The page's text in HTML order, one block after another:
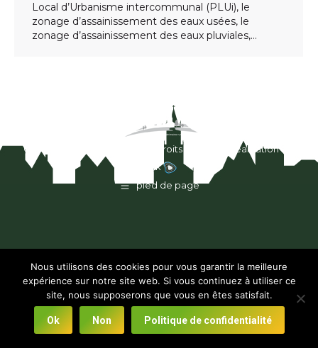
Local d’Urbanisme intercommunal (PLUi), le
zonage d’assainissement des eaux usées, le
zonage d’assainissement des eaux pluviales,…
© Guéhenno 2019-2022. Tous droits réservés. Réalisation :
Dilik
pied de page
Nous utilisons des cookies pour vous garantir la meilleure
expérience sur notre site web. Si vous continuez à utiliser ce
site, nous supposerons que vous en êtes satisfait.
Ok Non Politique de confidentialité